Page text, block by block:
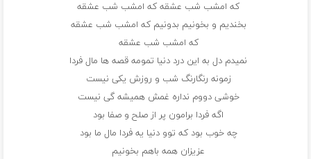
که امشب شب عشقه که امشب شب عشقه
بخندیم و بخونیم بدونیم که امشب شب عشقه
که امشب شب عشقه
نمیدم دل به این درد دنیا تمومه قصه ها مال فردا
زمونه رنگارنگ شب و روزش یکی نیست
خوشی دووم نداره غمش همیشه گی نیست
اگه فردا برامون پر از صلح و صفا بود
چه خوب بود که توو دنیا یه فردا مال ما بود
عزیزان همه باهم بخونیم